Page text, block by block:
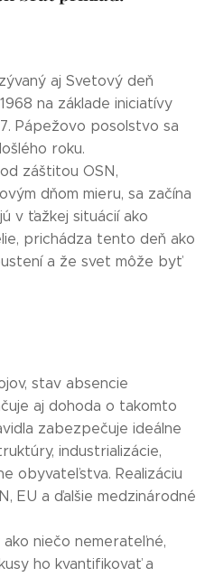
aj Svetový deň
na základe iniciatívy
Pápežovo posolstvo sa
roku.
záštitou OSN,
dňom mieru, sa začína
v ťažkej situácií ako
prichádza tento deň ako
a že svet môže byť
stav absencie
aj dohoda o takomto
zabezpečuje ideálne
industrializácie,
obyvateľstva. Realizáciu
EU a ďalšie medzinárodné
niečo nemerateľné,
ho kvantifikovať a